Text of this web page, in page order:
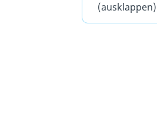
(ausklappen)